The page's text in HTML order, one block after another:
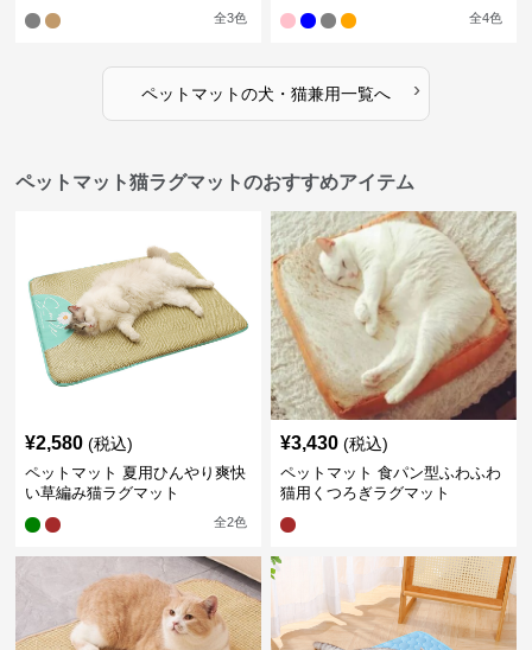
全3色 全4色
ペットマットの犬・猫兼用一覧へ ›
ペットマット猫ラグマットのおすすめアイテム
¥2,580 (税込)
ペットマット 夏用ひんやり爽快
い草編み猫ラグマット
全2色
¥3,430 (税込)
ペットマット 食パン型ふわふわ
猫用くつろぎラグマット